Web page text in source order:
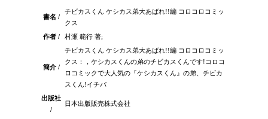
書名 /
チビカスくん ケシカス弟大あばれ!!編 コロコロコミッ
クス
作者 /
村瀬 範行 著;
簡介 /
チビカスくん ケシカス弟大あばれ!!編 コロコロコミッ
クス：，ケシカスくんの弟のチビカスくんです!コロコ
ロコミックで大人気の『ケシカスくん』の弟、チビカ
スくん!イチバ
出版社
/
日本出版販売株式会社